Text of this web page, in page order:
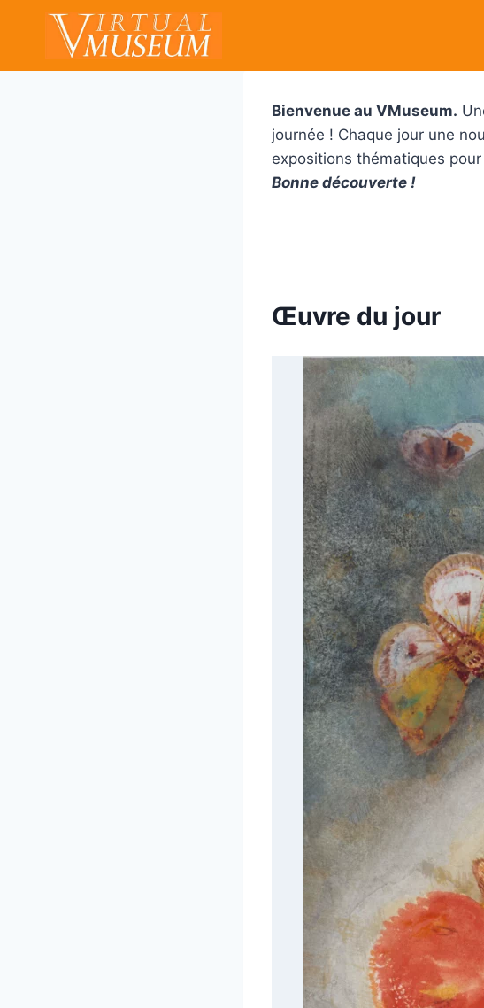
Bienvenue au VMuseum.
journée ! Chaque jour une
expositions thématiques
Bonne découverte !
Œuvre du jour